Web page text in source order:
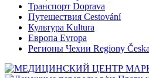
Транспорт Doprava
Путешествия Cestování
Культура Kultura
Европа Evropa
Регионы Чехии Regiony Česka